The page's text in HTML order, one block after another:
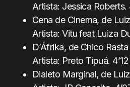
Artista: Jessica Roberts.
Cena de Cinema, de
Artista: Vitu feat Luiza
D’Áfrika, de Chico
Artista: Preto Tipuá.
Dialeto Marginal, de